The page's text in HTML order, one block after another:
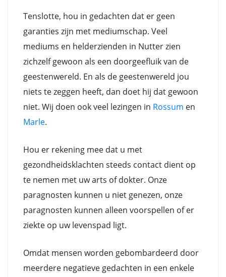
Tenslotte, hou in gedachten dat er geen
garanties zijn met mediumschap. Veel
mediums en helderzienden in Nutter zien
zichzelf gewoon als een doorgeefluik van de
geestenwereld. En als de geestenwereld jou
niets te zeggen heeft, dan doet hij dat gewoon
niet. Wij doen ook veel lezingen in Rossum en
Marle.
Hou er rekening mee dat u met
gezondheidsklachten steeds contact dient op
te nemen met uw arts of dokter. Onze
paragnosten kunnen u niet genezen, onze
paragnosten kunnen alleen voorspellen of er
ziekte op uw levenspad ligt.
Omdat mensen worden gebombardeerd door
meerdere negatieve gedachten in een enkele